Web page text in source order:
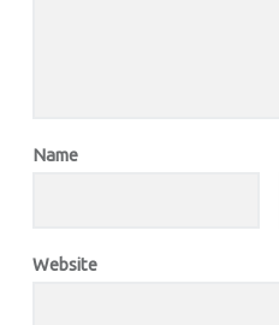
Name
Website